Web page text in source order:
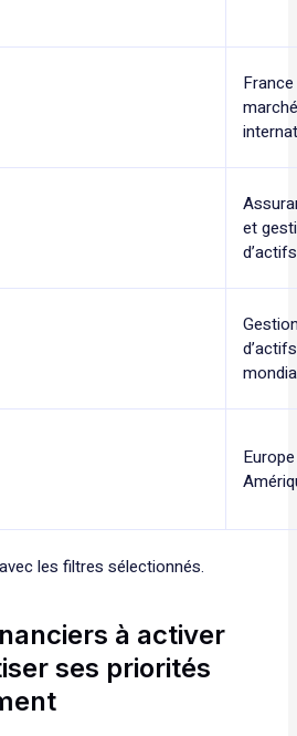
et
d’actifs
d’actifs
les filtres sélectionnés.
à activer
ses priorités